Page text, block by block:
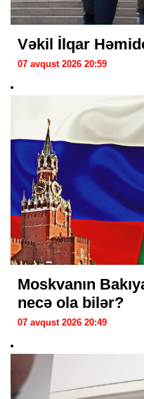
Vəkil İlqar
07 avqust 2026 20:59
Moskvanın
necə ola bilər?
07 avqust 2026 20:49